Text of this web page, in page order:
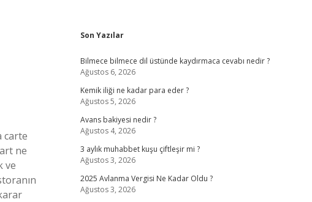
carte
ne
ve
Sidebar
Son Yazılar
Bilmece bilmece dil üstünde kaydırmaca cevabı nedir ?
Ağustos 6, 2026
Kemik iliği ne kadar para eder ?
Ağustos 5, 2026
Avans bakiyesi nedir ?
Ağustos 4, 2026
3 aylık muhabbet kuşu çiftleşir mi ?
Ağustos 3, 2026
2025 Avlanma Vergisi Ne Kadar Oldu ?
Ağustos 3, 2026